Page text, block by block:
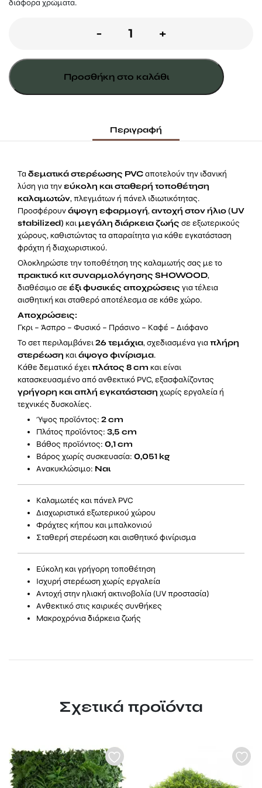
διάφορα χρώματα.
-
Δεματικό
Φυσικό
+
Προσθήκη στο καλάθι
Περιγραφή
Τα δεματικά στερέωσης PVCαποτελούν την ιδανική
λύση για τηνεύκολη και σταθερή τοποθέτηση
καλαμωτών, πλεγμάτων ή πάνελ ιδιωτικότητας.
Προσφέρουνάψογη εφαρμογή,αντοχή στον ήλιο (UV
stabilized) καιμεγάλη διάρκεια ζωής σε εξωτερικούς
χώρους, καθιστώντας τα απαραίτητα για κάθε εγκατάσταση
φράχτη ή διαχωριστικού.
Ολοκληρώστε την τοποθέτηση της καλαμωτής σας με το
πρακτικό κιτ συναρμολόγησης SHOWOOD,
διαθέσιμο σεέξι φυσικές αποχρώσεις για τέλεια
αισθητική και σταθερό αποτέλεσμα σε κάθε χώρο.
Αποχρώσεις:
Γκρι – Άσπρο – Φυσικό – Πράσινο – Καφέ – Διάφανο
Το σετ περιλαμβάνει26 τεμάχια, σχεδιασμένα για πλήρη
στερέωση καιάψογο φινίρισμα.
Κάθε δεματικό έχειπλάτος 8 cm και είναι
κατασκευασμένο από ανθεκτικό PVC, εξασφαλίζοντας
γρήγορη και απλή εγκατάσταση χωρίς εργαλεία ή
τεχνικές δυσκολίες.
Ύψος προϊόντος: 2 cm
Πλάτος προϊόντος: 3,5 cm
Βάθος προϊόντος: 0,1 cm
Βάρος χωρίς συσκευασία: 0,051 kg
Ανακυκλώσιμο: Ναι
Καλαμωτές και πάνελ PVC
Διαχωριστικά εξωτερικού χώρου
Φράχτες κήπου και μπαλκονιού
Σταθερή στερέωση και αισθητικό φινίρισμα
Εύκολη και γρήγορη τοποθέτηση
Ισχυρή στερέωση χωρίς εργαλεία
Αντοχή στην ηλιακή ακτινοβολία (UV προστασία)
Ανθεκτικό στις καιρικές συνθήκες
Μακροχρόνια διάρκεια ζωής
Σχετικά προϊόντα